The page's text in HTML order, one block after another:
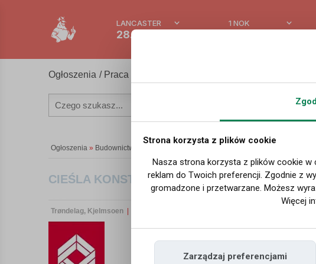
LANCASTER
28.3 °C
1 NOK
Ogłoszenia / Praca
SZUKAJ
Ogłoszenia » Budownictwo
CIEŚLA KONSTRUKCYJNY/STOLARZ. GRATIS
Trøndelag, Kjelmsoen
Strona korzysta z plików cookie
Nasza strona korzysta z plików cookie w
reklam do Twoich preferencji. Zgodnie z
gromadzone i przetwarzane. Możesz
Więcej
Zarządzaj preferencjami